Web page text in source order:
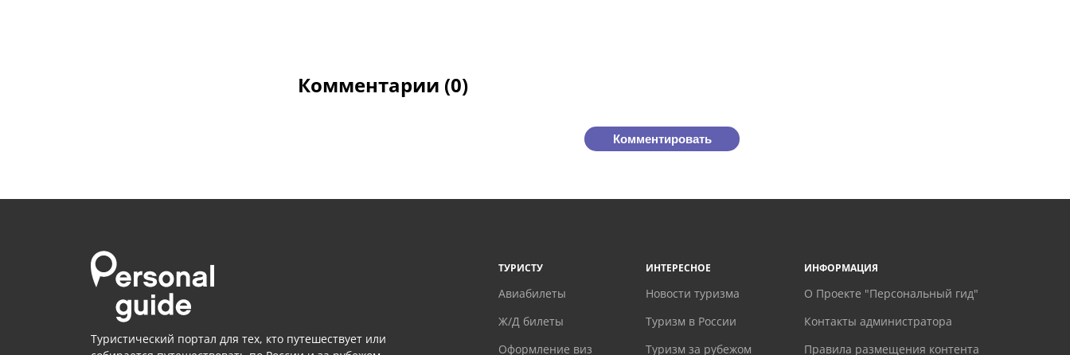
Комментарии (0)
Комментировать
Туристический портал для тех, кто путешествует или
ТУРИСТУ
Авиабилеты
Ж/Д билеты
Оформление виз
ИНТЕРЕСНОЕ
Новости туризма
Туризм в России
Туризм за рубежом
ИНФОРМАЦИЯ
О Проекте "Персональный гид"
Контакты администратора
Правила размещения контента